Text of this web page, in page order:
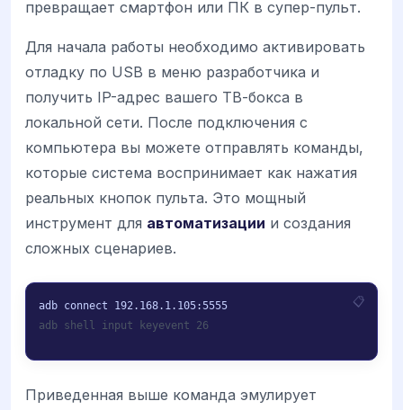
превращает смартфон или ПК в супер-пульт.
Для начала работы необходимо активировать
отладку по USB в меню разработчика и
получить IP-адрес вашего ТВ-бокса в
локальной сети. После подключения с
компьютера вы можете отправлять команды,
которые система воспринимает как нажатия
реальных кнопок пульта. Это мощный
инструмент для автоматизации и создания
сложных сценариев.
adb shell input keyevent 26
Приведенная выше команда эмулирует